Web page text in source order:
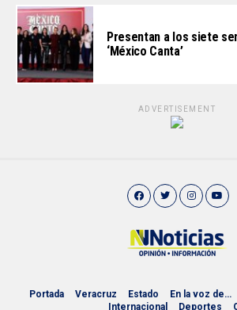
Presentan a los siete
‘México Canta’
ADVERTISEMENT
Portada Veracruz Estado En la voz de…
Internacional
Deportes